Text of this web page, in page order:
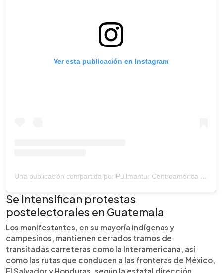
Ver esta publicación en Instagram
Una publicación compartida por Pullmantur Centroamérica (@pullmantur.centroamerica)
Se intensifican protestas
postelectorales en Guatemala
Los manifestantes, en su mayoría indígenas y
campesinos, mantienen cerrados tramos de
transitadas carreteras como la Interamericana, así
como las rutas que conducen a las fronteras de México,
El Salvador y Honduras, según la estatal dirección